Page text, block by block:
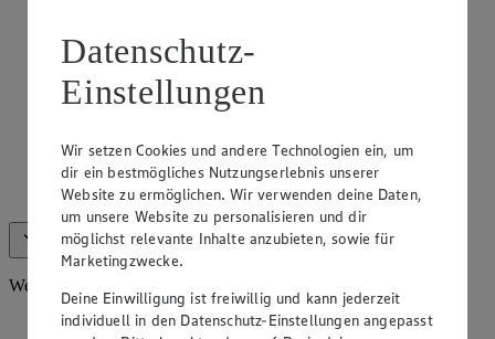
Wir halten für dich eine Vielzahl an Fleischspezialitäten an
unserer Theke bereit.
Alle anzeigen (10)Weniger anzeigen
Weiteres Sortiment
Datenschutz-
Einstellungen
Wir setzen Cookies und andere Technologien ein, um
dir ein bestmögliches Nutzungserlebnis unserer
Website zu ermöglichen. Wir verwenden deine Daten,
um unsere Website zu personalisieren und dir
möglichst relevante Inhalte anzubieten, sowie für
Marketingzwecke.
Deine Einwilligung ist freiwillig und kann jederzeit
individuell in den Datenschutz-Einstellungen angepasst